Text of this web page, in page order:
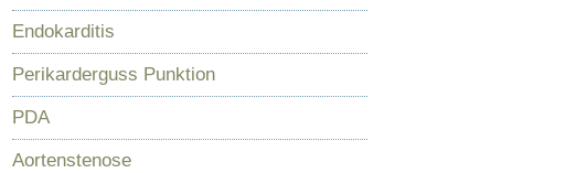
Endokarditis
Perikarderguss Punktion
PDA
Aortenstenose